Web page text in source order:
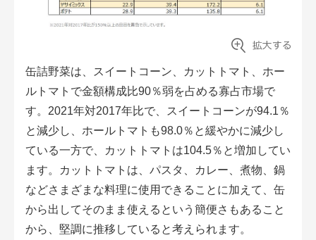
缶詰野菜は、スイートコーン、カットトマト、ホー
ルトマトで金額構成比90％弱を占める寡占市場で
す。2021年対2017年比で、スイートコーンが94.1％
と減少し、ホールトマトも98.0％と緩やかに減少し
ている一方で、カットトマトは104.5％と増加してい
ます。カットトマトは、パスタ、カレー、煮物、鍋
などさまざまな料理に使用できることに加えて、缶
から出してそのまま使えるという簡便さもあること
から、堅調に推移していると考えられます。